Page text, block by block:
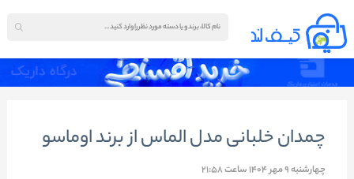
چمدان خلبانی مدل الماس از برند اوماسو
چهارشنبه 9 مهر 1404 ساعت 21:58